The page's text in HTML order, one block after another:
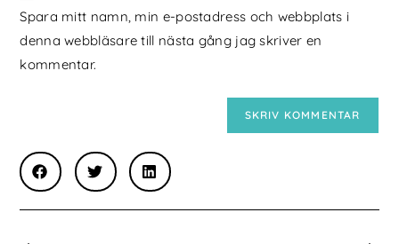
Spara mitt namn, min e-postadress och webbplats i
denna webbläsare till nästa gång jag skriver en
kommentar.